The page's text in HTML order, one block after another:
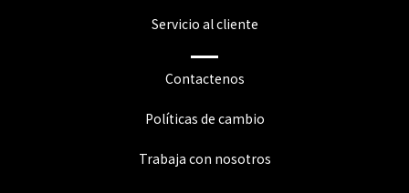
Servicio al cliente
Contactenos
Políticas de cambio
Trabaja con nosotros